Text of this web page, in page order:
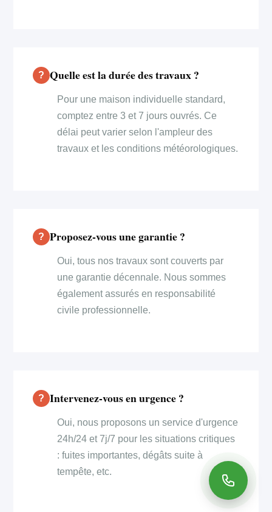
Quelle est la durée des travaux ?
Pour une maison individuelle standard,
comptez entre 3 et 7 jours ouvrés. Ce
délai peut varier selon l'ampleur des
travaux et les conditions météorologiques.
Proposez-vous une garantie ?
Oui, tous nos travaux sont couverts par
une garantie décennale. Nous sommes
également assurés en responsabilité
civile professionnelle.
Intervenez-vous en urgence ?
Oui, nous proposons un service d'urgence
24h/24 et 7j/7 pour les situations critiques
: fuites importantes, dégâts suite à
tempête, etc.